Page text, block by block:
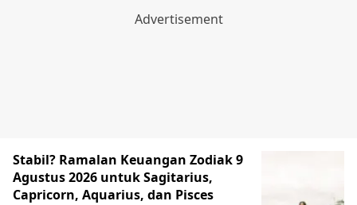
Stabil? Ramalan Keuangan Zodiak 9
Agustus 2026 untuk Sagitarius,
Capricorn, Aquarius, dan Pisces